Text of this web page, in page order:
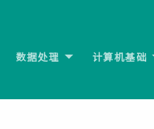
数据处理 计算机基础